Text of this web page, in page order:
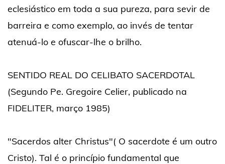
eclesiástico em toda a sua pureza, para sevir de
barreira e como exemplo, ao invés de tentar
atenuá-lo e ofuscar-lhe o brilho.
SENTIDO REAL DO CELIBATO SACERDOTAL
(Segundo Pe. Gregoire Celier, publicado na
FIDELITER, março 1985)
"Sacerdos alter Christus"( O sacerdote é um outro
Cristo). Tal é o princípio fundamental que